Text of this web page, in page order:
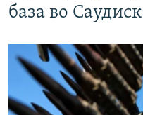
база во